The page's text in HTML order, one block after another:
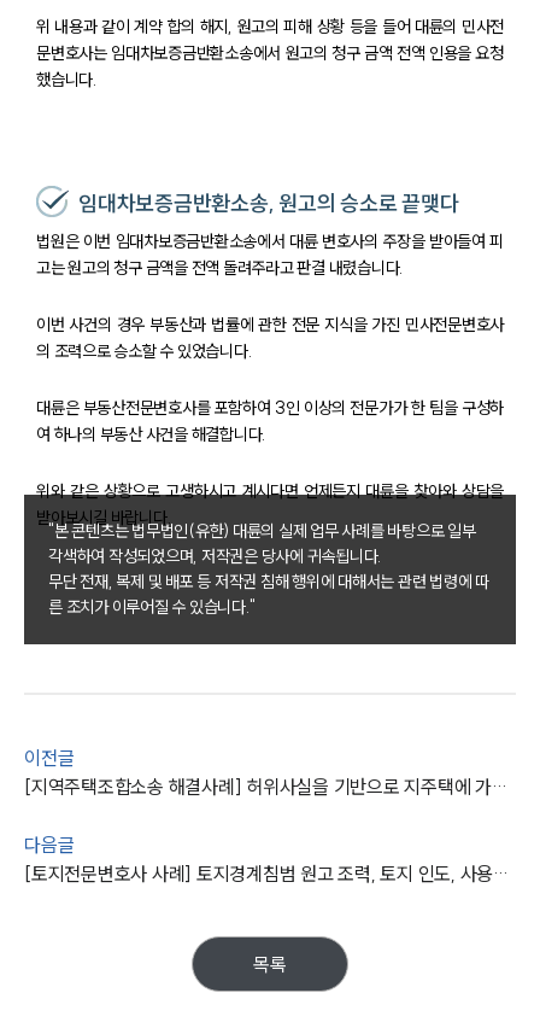
통합검색
AI대륜
사례분석/최신동향
법률정보
법률지식인
고객후기
업무분야
건설부 업무
전체
구성원 소개
부동산전문변호사
소식/자료
뉴스레터/브로슈어
대륜법률상담예약
대륜법률상담예약
위 내용과 같이 계약 합의 해지, 원고의 피해 상황 등을 들어 대륜의 민사전
문변호사는 임대차보증금반환소송에서 원고의 청구 금액 전액 인용을 요청
했습니다.
임대차보증금반환소송, 원고의 승소로 끝맺다
법원은 이번 임대차보증금반환소송에서 대륜 변호사의 주장을 받아들여 피
고는 원고의 청구 금액을 전액 돌려주라고 판결 내렸습니다.
이번 사건의 경우 부동산과 법률에 관한 전문 지식을 가진 민사전문변호사
의 조력으로 승소할 수 있었습니다.
대륜은 부동산전문변호사를 포함하여 3인 이상의 전문가가 한 팀을 구성하
여 하나의 부동산 사건을 해결합니다.
위와 같은 상황으로 고생하시고 계시다면 언제든지 대륜을 찾아와 상담을
받아보시길 바랍니다.
"본 콘텐츠는 법무법인(유한) 대륜의 실제 업무 사례를 바탕으로 일부
각색하여 작성되었으며, 저작권은 당사에 귀속됩니다.
무단 전재, 복제 및 배포 등 저작권 침해 행위에 대해서는 관련 법령에 따
른 조치가 이루어질 수 있습니다."
이전글
[지역주택조합소송 해결사례] 허위사실을 기반으로 지주택에 가입한 의뢰인, 부동산전문변호사의 조력으로 계약금 돌려받기에 이르다
다음글
[토지전문변호사 사례] 토지경계침범 원고 조력, 토지 인도, 사용료 지급 판결받은 토지변호사
목록